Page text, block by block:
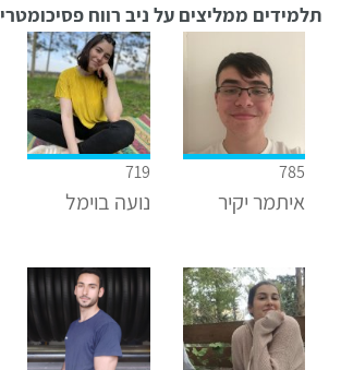
תלמידים ממליצים על ניב רווח פסיכומטרי
785
איתמר יקיר
719
נועה בוימל